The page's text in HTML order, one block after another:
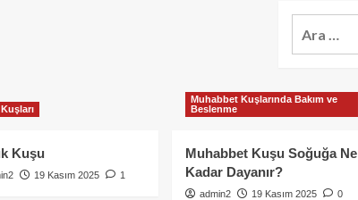
Kuşu
19 Kasım 2025 1
Muhabbet Kuşlarında Bakım ve
Beslenme
Muhabbet Kuşu Soğuğa Ne
Kadar Dayanır?
admin2 19 Kasım 2025 0